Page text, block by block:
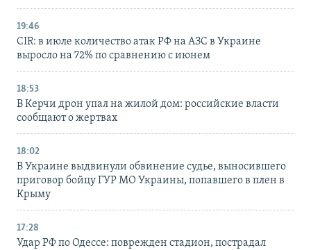
19:46
CIR: в июле количество атак РФ на АЗС в Украине
выросло на 72% по сравнению с июнем
18:53
В Керчи дрон упал на жилой дом: российские власти
сообщают о жертвах
18:02
В Украине выдвинули обвинение судье, выносившего
приговор бойцу ГУР МО Украины, попавшего в плен в
Крыму
17:28
Удар РФ по Одессе: поврежден стадион, пострадал